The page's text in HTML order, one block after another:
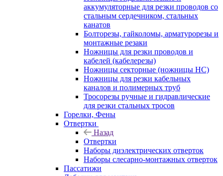
аккумуляторные для резки проводов со
стальным сердечником, стальных
канатов
Болторезы, гайколомы, арматурорезы и
монтажные резаки
Ножницы для резки проводов и
кабелей (кабелерезы)
Ножницы секторные (ножницы НС)
Ножницы для резки кабельных
каналов и полимерных труб
Тросорезы ручные и гидравлические
для резки стальных тросов
Горелки, Фены
Отвертки
Назад
Отвертки
Наборы диэлектрических отверток
Наборы слесарно-монтажных отверток
Пассатижи